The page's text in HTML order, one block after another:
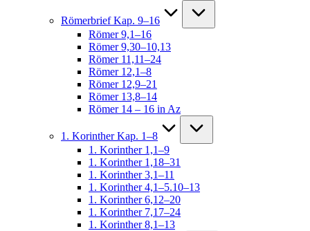
Römerbrief Kap. 9–16
Römer 9,1–16
Römer 9,30–10,13
Römer 11,11–24
Römer 12,1–8
Römer 12,9–21
Römer 13,8–14
Römer 14 – 16 in Az
1. Korinther Kap. 1–8
1. Korinther 1,1–9
1. Korinther 1,18–31
1. Korinther 3,1–11
1. Korinther 4,1–5.10–13
1. Korinther 6,12–20
1. Korinther 7,17–24
1. Korinther 8,1–13